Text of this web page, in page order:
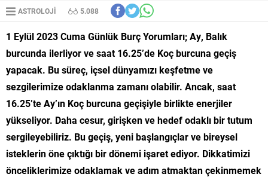
ASTROLOJI 5.088
1 Eylül 2023 Cuma Günlük Burç Yorumları; Ay, Balık
burcunda ilerliyor ve saat 16.25’de Koç burcuna geçiş
yapacak. Bu süreç, içsel dünyamızı keşfetme ve
sezgilerimize odaklanma zamanı olabilir. Ancak, saat
16.25’te Ay’ın Koç burcuna geçişiyle birlikte enerjiler
yükseliyor. Daha cesur, girişken ve hedef odaklı bir tutum
sergileyebiliriz. Bu geçiş, yeni başlangıçlar ve bireysel
isteklerin öne çıktığı bir dönemi işaret ediyor. Dikkatimizi
önceliklerimize odaklamak ve adım atmaktan çekinmemek